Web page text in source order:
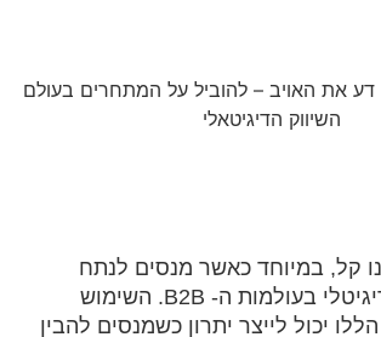
קל, במיוחד כאשר מנסים לנתח
ולחקור פרסום דיגיטלי בעולמות ה- B2B. השימוש
יכול לייצר יתרון כשמנסים להבין